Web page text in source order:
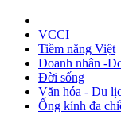
VCCI
Tiềm năng Việt
Doanh nhân -
Đời sống
Văn hóa - Du
Ống kính đa